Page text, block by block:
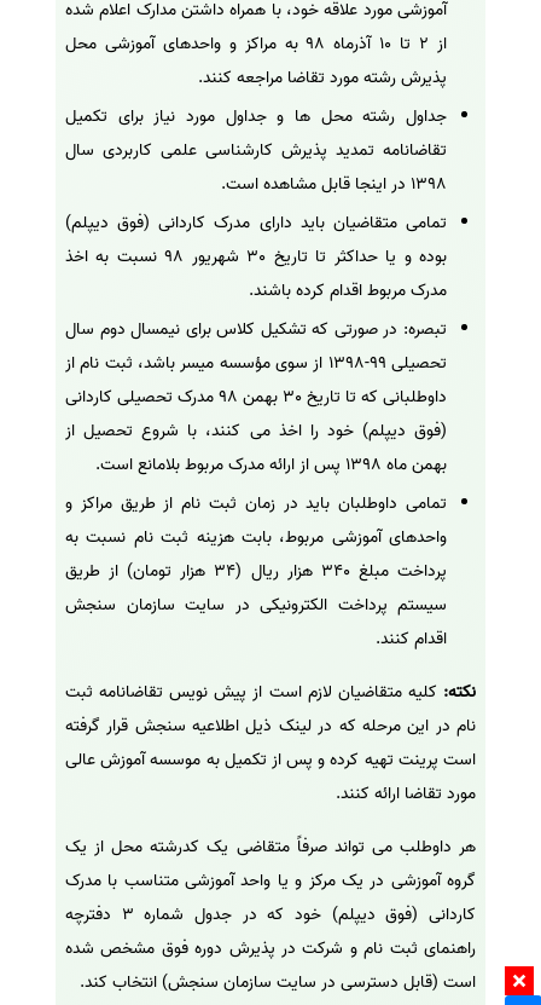
آموزشی مورد علاقه خود، با همراه داشتن مدارک اعلام شده
از 2 تا 10 آذرماه 98 به مراکز و واحدهای آموزشی محل
پذیرش رشته مورد تقاضا مراجعه کنند.
جداول رشته محل ها و جداول مورد نیاز برای تکمیل
تقاضانامه تمدید پذیرش کارشناسی علمی کاربردی سال
1398 در اینجا قابل مشاهده است.
تمامی متقاضیان باید دارای مدرک کاردانی (فوق دیپلم)
بوده و یا حداکثر تا تاریخ 30 شهریور 98 نسبت به اخذ
مدرک مربوط اقدام کرده باشند.
تبصره: در صورتی که تشکیل کلاس برای نیمسال دوم سال
تحصیلی 99-1398 از سوی مؤسسه میسر باشد، ثبت نام از
داوطلبانی که تا تاریخ 30 بهمن 98 مدرک تحصیلی کاردانی
(فوق دیپلم) خود را اخذ می کنند، با شروع تحصیل از
بهمن ماه 1398 پس از ارائه مدرک مربوط بلامانع است.
تمامی داوطلبان باید در زمان ثبت نام از طریق مراکز و
واحدهای آموزشی مربوط، بابت هزینه ثبت نام نسبت به
پرداخت مبلغ 340 هزار ریال (34 هزار تومان) از طریق
سیستم پرداخت الکترونیکی در سایت سازمان سنجش
اقدام کنند.
نکته: کلیه متقاضیان لازم است از پیش نویس تقاضانامه ثبت
نام در این مرحله که در لینک ذیل اطلاعیه سنجش قرار گرفته
است پرینت تهیه کرده و پس از تکمیل به موسسه آموزش عالی
مورد تقاضا ارائه کنند.
هر داوطلب می تواند صرفاً متقاضی یک کدرشته محل از یک
گروه آموزشی در یک مرکز و یا واحد آموزشی متناسب با مدرک
کاردانی (فوق دیپلم) خود که در جدول شماره 3 دفترچه
راهنمای ثبت نام و شرکت در پذیرش دوره فوق مشخص شده
است (قابل دسترسی در سایت سازمان سنجش) انتخاب کند.